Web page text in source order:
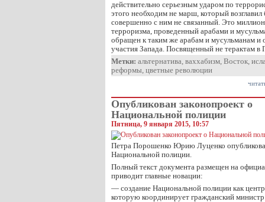
действительно серьезным ударом по
этого необходим не марш, который
совершенно с ним не связанный. Это
терроризма, проведенный арабами и
обращен к таким же арабам и мусульманам и
участия Запада. Посвященный не терактам
Метки: альтернатива, ваххабизм, Восток,
реформы, цветные революции
Опубликован законопроект о
Национальной полиции
Пятница, 9 января 2015, 10:57
Петра Порошенко Юрию Луценко
Национальной полиции.
Полный текст документа размещен на
приводит главные новации:
— создание Национальной полиции как
которую координирует гражданский